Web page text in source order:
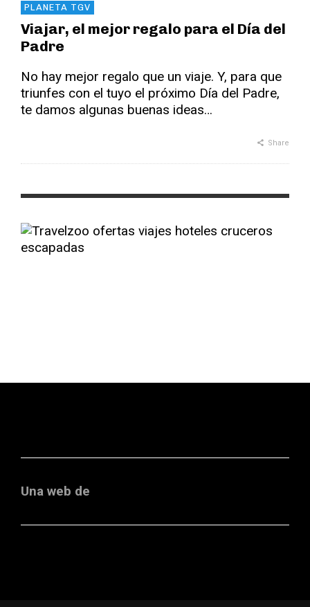
PLANETA TGV
Viajar, el mejor regalo para el Día del
Padre
No hay mejor regalo que un viaje. Y, para que
triunfes con el tuyo el próximo Día del Padre,
te damos algunas buenas ideas…
Share
Una web de